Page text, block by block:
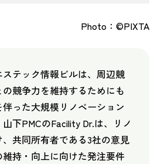
Photo：©PIXTA
テック情報ビルは、周辺競
競争力を維持するためにも
った大規模リノベーション
下PMCのFacility Dr.は、リノ
共同所有者である3社の意見
持・向上に向けた発注要件